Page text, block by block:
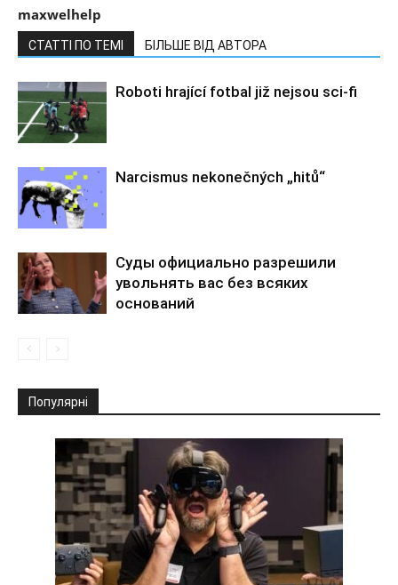
maxwelhelp
СТАТТІ ПО ТЕМІ БІЛЬШЕ ВІД АВТОРА
Roboti hrající fotbal již nejsou sci-fi
Narcismus nekonečných „hitů“
Суды официально разрешили
увольнять вас без всяких
оснований
Популярні